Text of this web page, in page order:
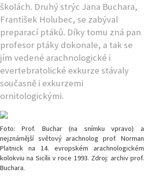
školách. Druhý strýc Jana Buchara,
František Holubec, se zabýval
preparací ptáků. Díky tomu zná pan
profesor ptáky dokonale, a tak se
jím vedené arachnologické i
evertebratolické exkurze stávaly
současně i exkurzemi
ornitologickými.
Foto: Prof. Buchar (na snímku vpravo) a
nejznámější světový arachnolog prof. Norman
Platnick na 14. evropském arachnologickém
kolokviu na Sicílii v roce 1993. Zdroj: archiv prof.
Buchara.